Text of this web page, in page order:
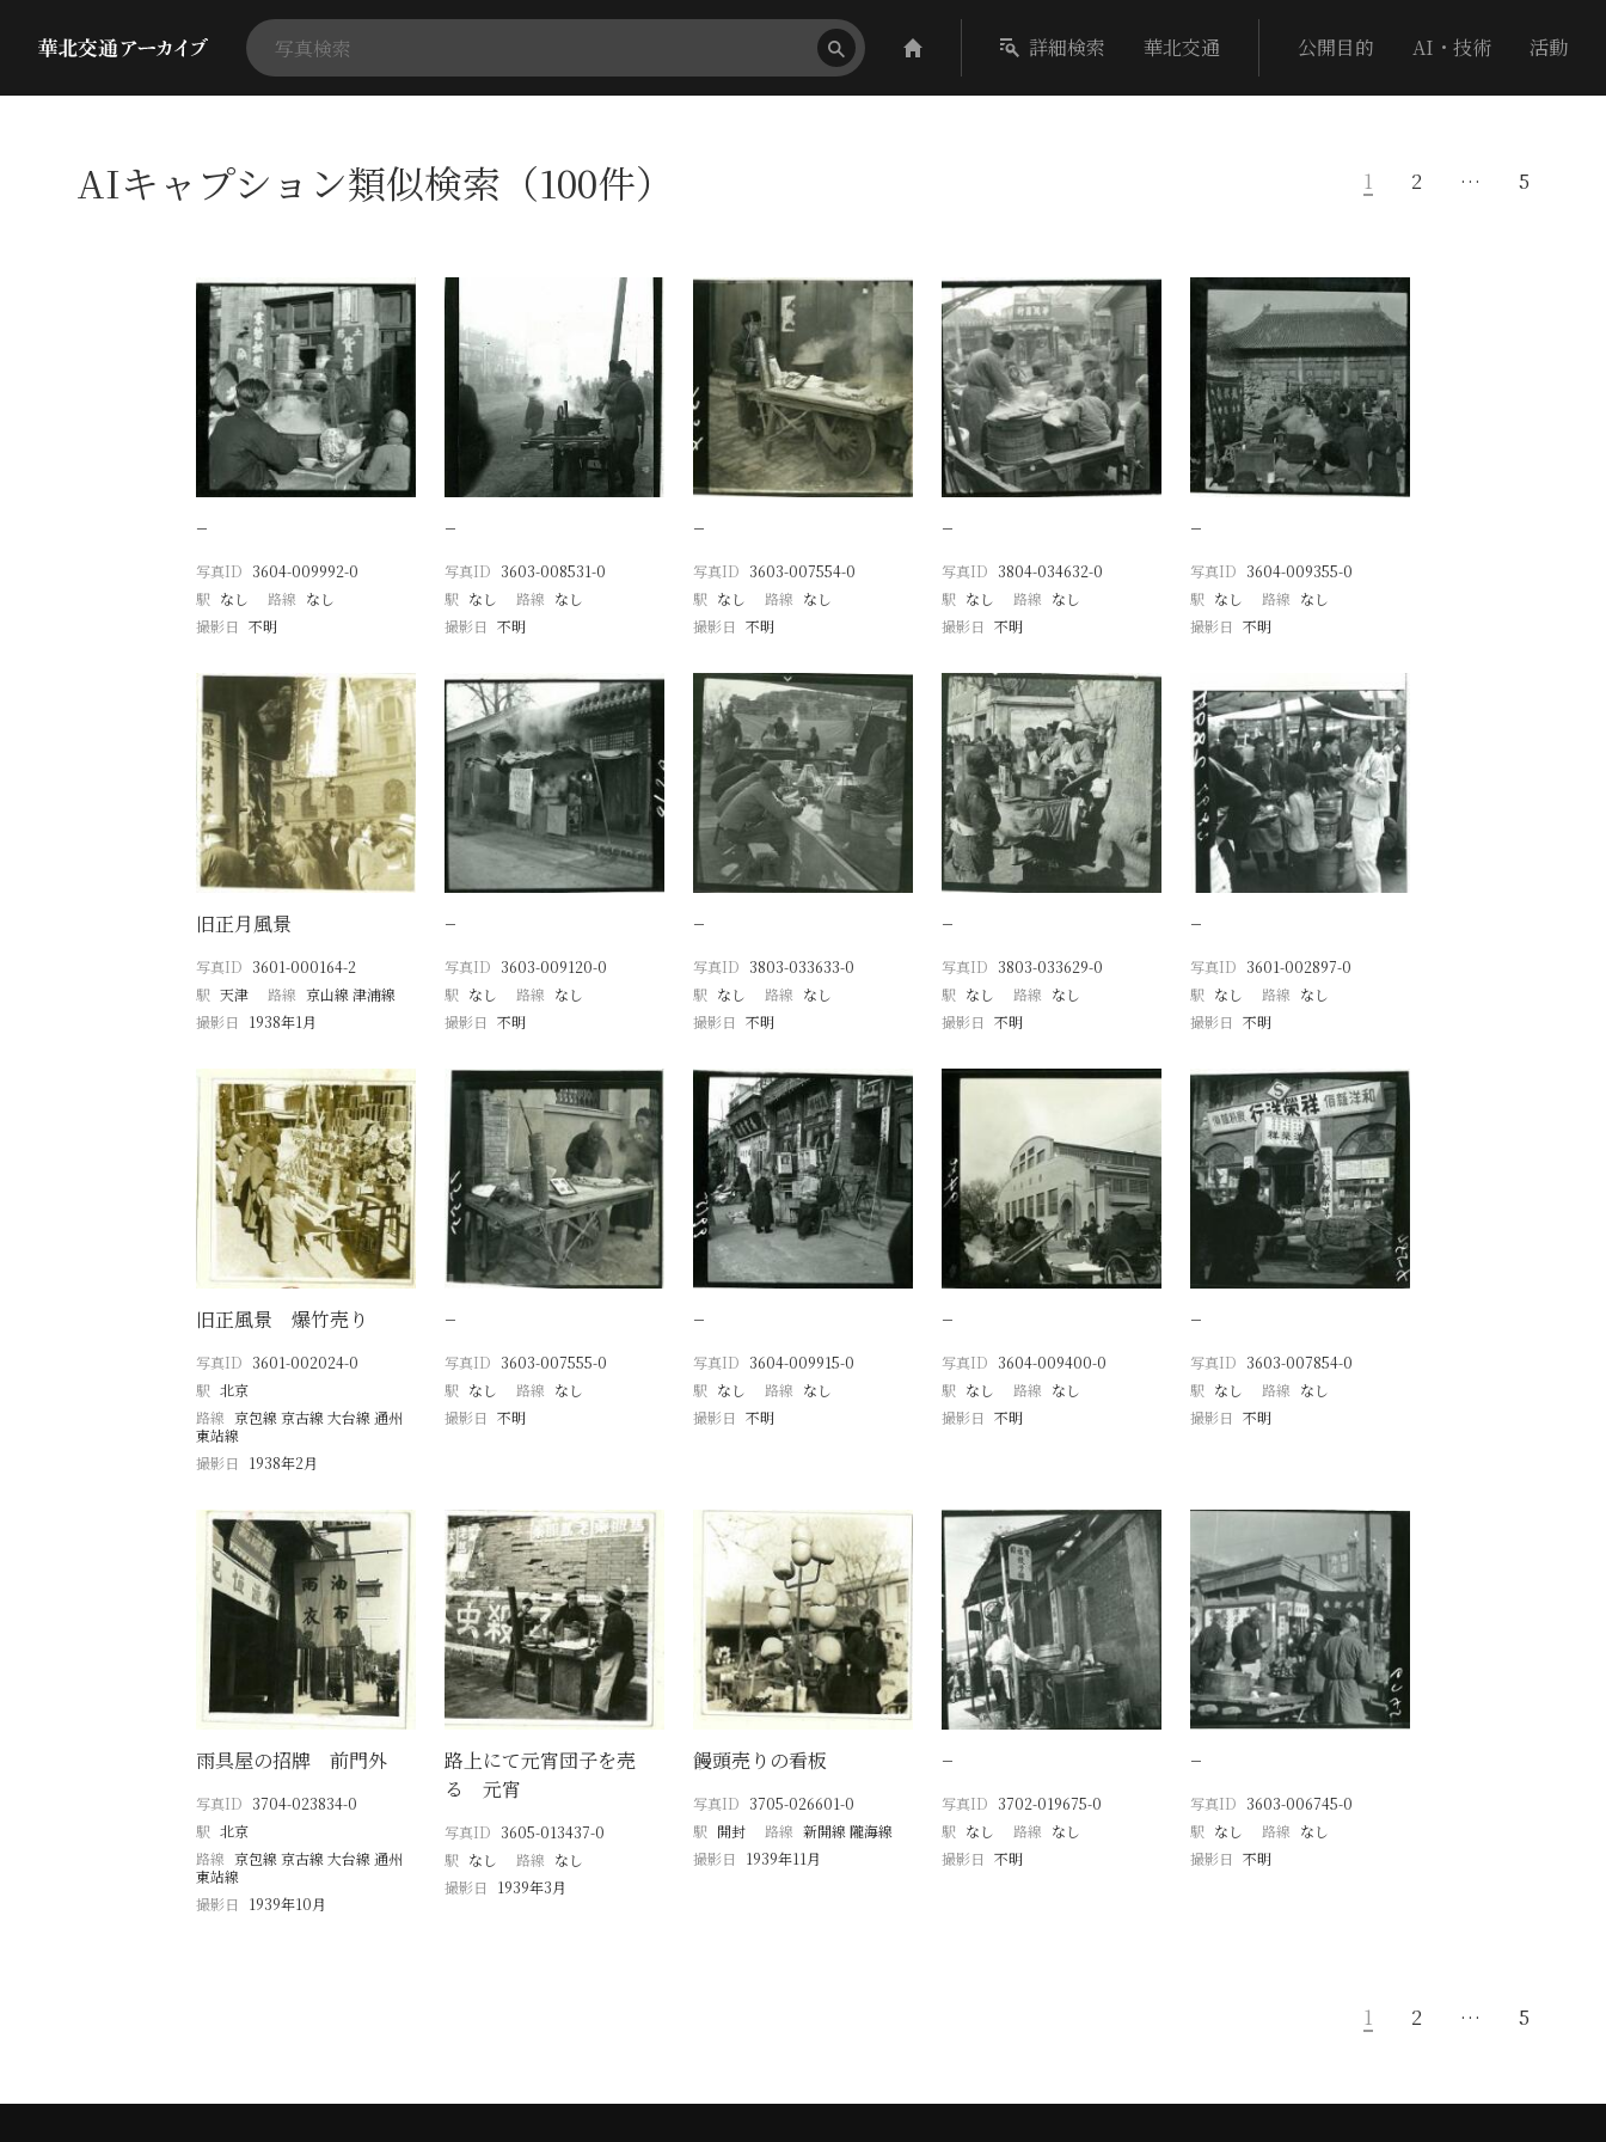
詳細検索 華北交通 公開目的 AI・技術 活動
AIキャプション類似検索（100件） 1 2 … 5
−
写真ID 3604-009992-0
駅 なし 路線 なし
撮影日 不明
−
写真ID 3603-008531-0
駅 なし 路線 なし
撮影日 不明
−
写真ID 3603-007554-0
駅 なし 路線 なし
撮影日 不明
−
写真ID 3804-034632-0
駅 なし 路線 なし
撮影日 不明
−
写真ID 3604-009355-0
駅 なし 路線 なし
撮影日 不明
旧正月風景
写真ID 3601-000164-2
駅 天津 路線 京山線 津浦線
撮影日
1938年1月
−
写真ID 3603-009120-0
駅 なし 路線 なし
撮影日 不明
−
写真ID 3803-033633-0
駅 なし 路線 なし
撮影日 不明
−
写真ID 3803-033629-0
駅 なし 路線 なし
撮影日 不明
−
写真ID 3601-002897-0
駅 なし 路線 なし
撮影日 不明
旧正風景 爆竹売り
写真ID 3601-002024-0
駅 北京
路線 京包線 京古線 大台線 通州
東站線
撮影日
1938年2月
−
写真ID 3603-007555-0
駅 なし 路線 なし
撮影日 不明
−
写真ID 3604-009915-0
駅 なし 路線 なし
撮影日 不明
−
写真ID 3604-009400-0
駅 なし 路線 なし
撮影日 不明
−
写真ID 3603-007854-0
駅 なし 路線 なし
撮影日 不明
雨具屋の招牌 前門外
写真ID 3704-023834-0
駅 北京
路線 京包線 京古線 大台線 通州
東站線
撮影日
1939年10月
路上にて元宵団子を売
る 元宵
写真ID 3605-013437-0
駅 なし 路線 なし
撮影日
1939年3月
饅頭売りの看板
写真ID 3705-026601-0
駅 開封 路線 新開線 隴海線
撮影日
1939年11月
−
写真ID 3702-019675-0
駅 なし 路線 なし
撮影日 不明
−
写真ID 3603-006745-0
駅 なし 路線 なし
撮影日 不明
1 2 … 5